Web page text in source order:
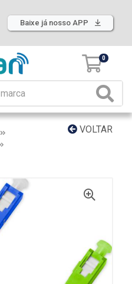
Baixe já nosso APP
0
VOLTAR